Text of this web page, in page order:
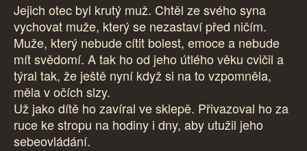
Jejich otec byl krutý muž. Chtěl ze svého syna
vychovat muže, který se nezastaví před ničím.
Muže, který nebude cítit bolest, emoce a nebude
mít svědomí. A tak ho od jeho útlého věku cvičil a
týral tak, že ještě nyní když si na to vzpomněla,
měla v očích slzy.
Už jako dítě ho zavíral ve sklepě. Přivazoval ho za
ruce ke stropu na hodiny i dny, aby utužil jeho
sebeovládání.